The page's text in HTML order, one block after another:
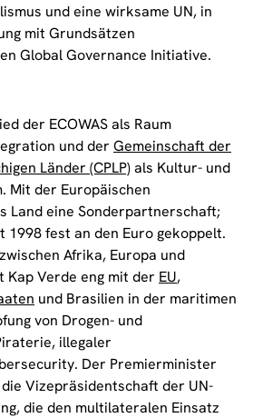
und eine wirksame UN, in
mit Grundsätzen
Global Governance Initiative.
der ECOWAS als Raum
und der Gemeinschaft der
Länder (CPLP)als Kultur- und
Mit der Europäischen
Land eine Sonderpartnerschaft;
1998 fest an den Euro gekoppelt.
Afrika, Europa und
Verde eng mit der EU,
und Brasilien in der maritimen
von Drogen- und
illegaler
Der Premierminister
Vizepräsidentschaft der UN-
die den multilateralen Einsatz